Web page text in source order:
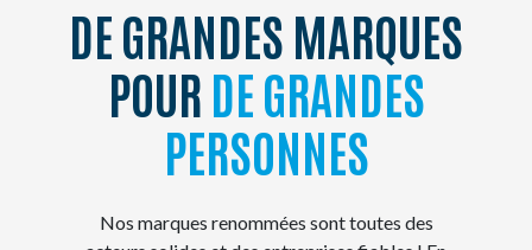
DE GRANDES MARQUES
POUR DE GRANDES
PERSONNES
Nos marques renommées sont toutes des